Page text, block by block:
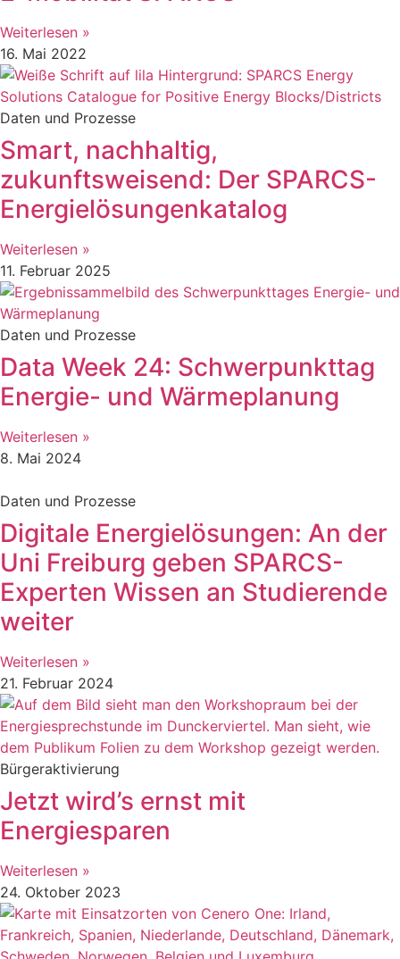
Weiterlesen »
16. Mai 2022
Daten und Prozesse
Smart, nachhaltig,
zukunftsweisend: Der SPARCS-
Energielösungenkatalog
Weiterlesen »
11. Februar 2025
Daten und Prozesse
Data Week 24: Schwerpunkttag
Energie- und Wärmeplanung
Weiterlesen »
8. Mai 2024
Daten und Prozesse
Digitale Energielösungen: An der
Uni Freiburg geben SPARCS-
Experten Wissen an Studierende
weiter
Weiterlesen »
21. Februar 2024
Bürgeraktivierung
Jetzt wird’s ernst mit
Energiesparen
Weiterlesen »
24. Oktober 2023